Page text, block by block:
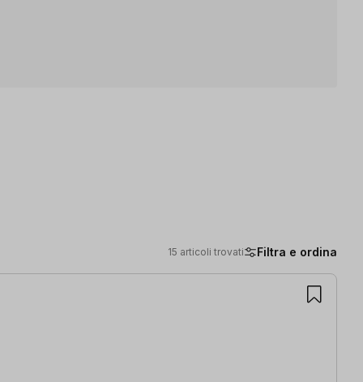
15 articoli trovati Filtra e ordina